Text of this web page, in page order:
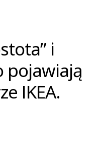
i
pojawiają
IKEA.